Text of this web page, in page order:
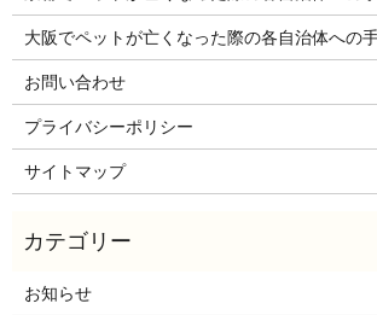
大阪でペットが亡くなった際の各自治体への
お問い合わせ
プライバシーポリシー
サイトマップ
お知らせ